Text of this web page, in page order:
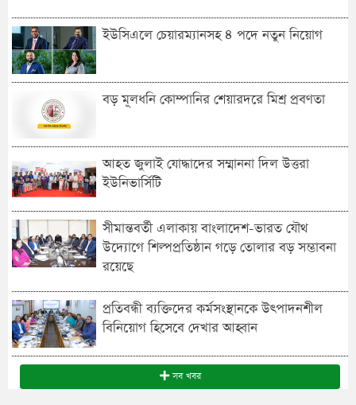
ইউসিএলে চেয়ারম্যানসহ ৪ পদে নতুন নিয়োগ
বড় মূলধনি কোম্পানির শেয়ারদরে মিশ্র প্রবণতা
আহত জুলাই যোদ্ধাদের সম্মাননা দিল উত্তরা
ইউনিভার্সিটি
সীমান্তবর্তী এলাকায় বাংলাদেশ-ভারত যৌথ
উদ্যোগে শিল্পপ্রতিষ্ঠান গড়ে তোলার বড় সম্ভাবনা
রয়েছে
প্রতিবন্ধী ব্যক্তিদের কর্মসংস্থানকে উৎপাদনশীল
বিনিয়োগ হিসেবে দেখার আহ্বান
সব খবর